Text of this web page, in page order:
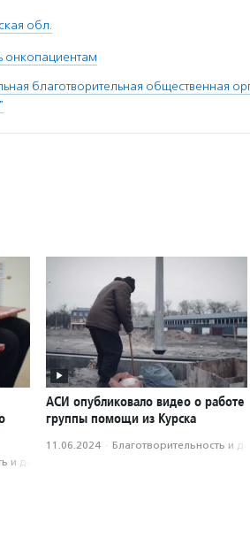
обл.
благотворительная общественная
и доброволь­чест­во
АСИ опубликовало видео о работе
группы помощи из Курска
11.06.2024 · Благотвори­тель­ность и